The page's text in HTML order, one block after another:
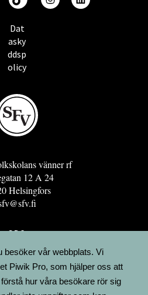
Dat
asky
ddsp
olicy
vänner rf
12 A 24
Helsingfors
GRO
FINLAND
besöker vår webbplats. Vi
Piwik Pro, som hjälper oss att
hur våra besökare rör sig